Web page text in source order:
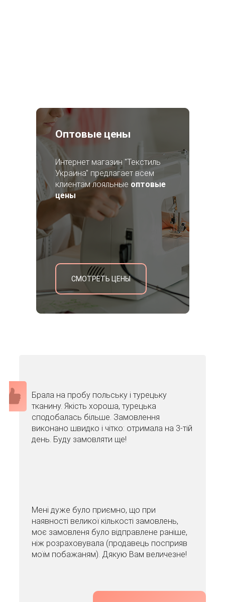
Оптовые цены
Интернет магазин "Текстиль
Украина" предлагает всем
клиентам лояльные оптовые
цены
СМОТРЕТЬ ЦЕНЫ
Брала на пробу польську і турецьку
тканину. Якість хороша, турецька
сподобалась більше. Замовлення
виконано швидко і чітко: отримала на 3-тій
день. Буду замовляти ще!
Мені дуже було приємно, що при
наявності великої кількості замовлень,
моє замовленя було відправлене раніше,
ніж розраховувала (продавець посприяв
моїм побажаням). Дякую Вам величезне!